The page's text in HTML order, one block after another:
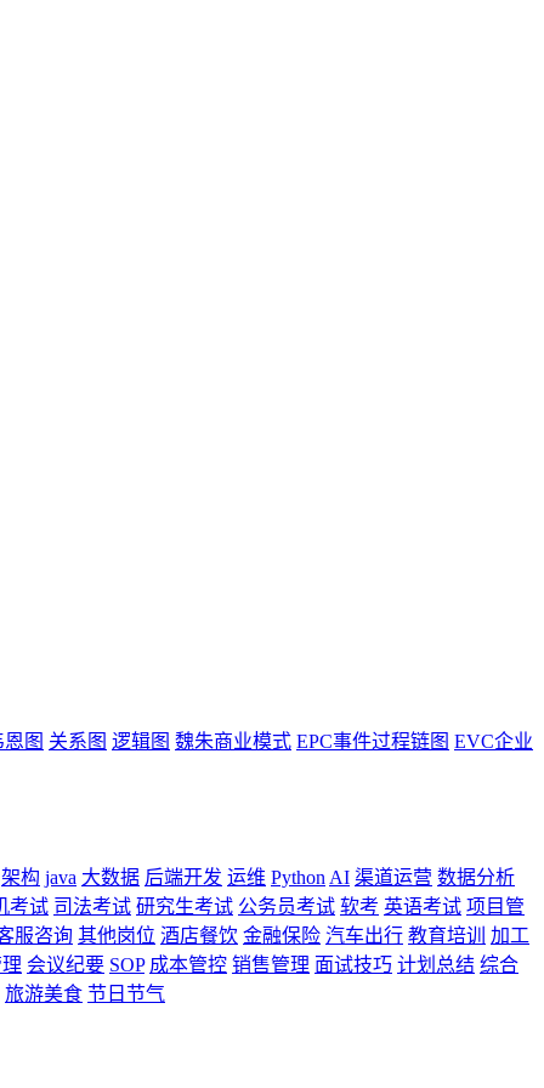
恩图 关系图 逻辑图 魏朱商业模式 EPC事件过程链图 EVC企业
架构 java 大数据 后端开发 运维 Python AI 渠道运营 数据分析
考试 司法考试 研究生考试 公务员考试 软考 英语考试 项目管
服咨询 其他岗位 酒店餐饮 金融保险 汽车出行 教育培训
加工
会议纪要 SOP 成本管控 销售管理 面试技巧 计划总结 综合
旅游美食 节日节气